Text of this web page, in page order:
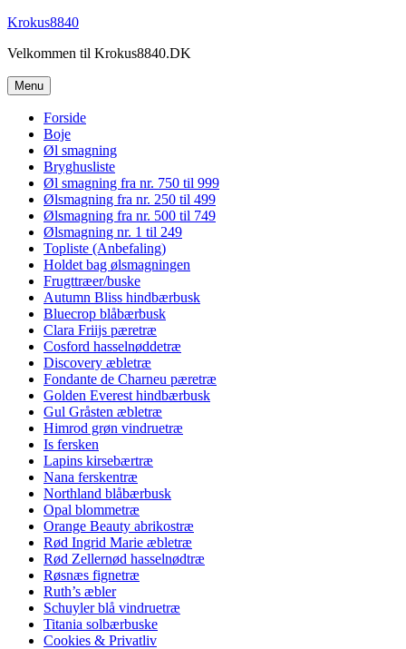
Videre
indhold
Krokus8840
Velkommen til Krokus8840.DK
Menu
Forside
Boje
Øl smagning
Bryghusliste
Øl smagning fra nr. 750 til 999
Ølsmagning fra nr. 250 til 499
Ølsmagning fra nr. 500 til 749
Ølsmagning nr. 1 til 249
Topliste (Anbefaling)
Holdet bag ølsmagningen
Frugttræer/buske
Autumn Bliss hindbærbusk
Bluecrop blåbærbusk
Clara Friijs pæretræ
Cosford hasselnøddetræ
Discovery æbletræ
Fondante de Charneu pæretræ
Golden Everest hindbærbusk
Gul Gråsten æbletræ
Himrod grøn vindruetræ
Is fersken
Lapins kirsebærtræ
Nana ferskentræ
Northland blåbærbusk
Opal blommetræ
Orange Beauty abrikostræ
Rød Ingrid Marie æbletræ
Rød Zellernød hasselnødtræ
Røsnæs fignetræ
Ruth’s æbler
Schuyler blå vindruetræ
Titania solbærbuske
Cookies & Privatliv